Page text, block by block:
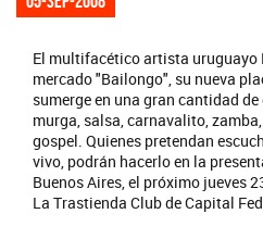
El multifacético artista uruguayo
mercado "Bailongo", su nueva
sumerge en una gran cantidad
murga, salsa, carnavalito,
gospel. Quienes pretendan
vivo, podrán hacerlo en la
Buenos Aires, el próximo jueves
La Trastienda Club de Capital